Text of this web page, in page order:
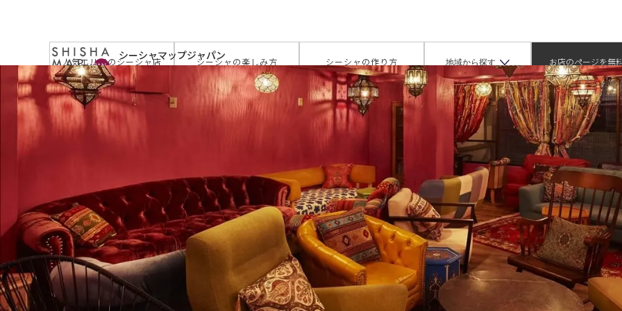
シーシャマップジャパン
by JAPAN SHISHA TIMES
人気エリアのシーシャ店 シーシャの楽しみ方 シーシャの作り方 地域から探す お店のページを無
掲載
サイトトップ > お店を探す > はちグラム 祐天寺店（ハチグラム ユウテンジテン）